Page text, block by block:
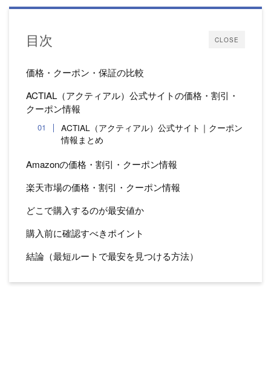
CLOSE
目次
価格・クーポン・保証の比較
ACTIAL（アクティアル）公式サイトの価格・割引・
クーポン情報
ACTIAL（アクティアル）公式サイト｜クーポン
情報まとめ
Amazonの価格・割引・クーポン情報
楽天市場の価格・割引・クーポン情報
どこで購入するのが最安値か
購入前に確認すべきポイント
結論（最短ルートで最安を見つける方法）